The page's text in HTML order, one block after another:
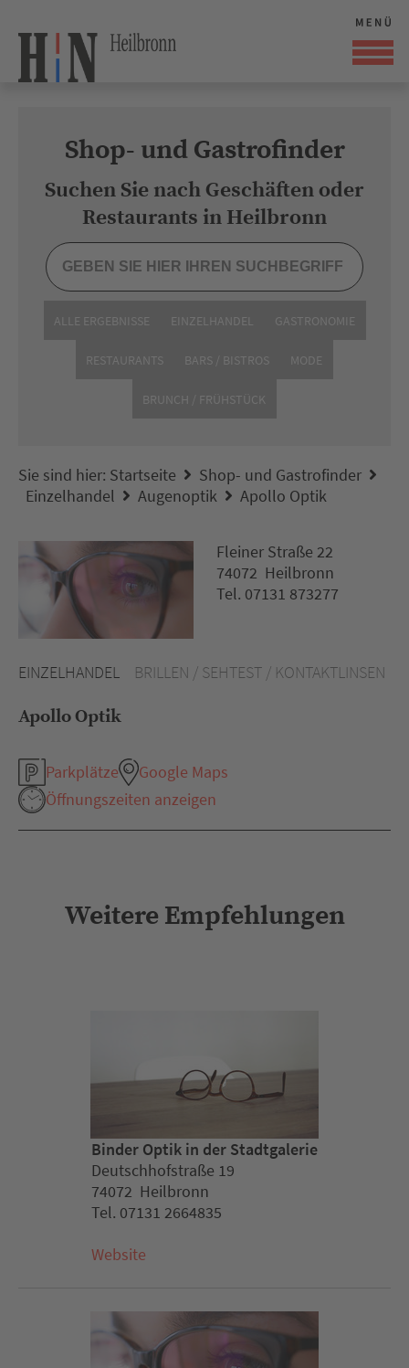
Shop- und Gastrofinder
Suchen Sie nach Geschäften oder
Restaurants in Heilbronn
ALLE ERGEBNISSE EINZELHANDEL GASTRONOMIE
RESTAURANTS BARS / BISTROS MODE
BRUNCH / FRÜHSTÜCK
Sie sind hier: Startseite
Shop- und Gastrofinder
Einzelhandel
Augenoptik Apollo Optik
EINZELHANDEL BRILLEN / SEHTEST / KONTAKTLINSEN
Apollo Optik
Parkplätze
Google Maps
Öffnungszeiten anzeigen
Fleiner Straße 22
74072 Heilbronn
Tel. 07131 873277
Weitere Empfehlungen
Binder Optik in der Stadtgalerie
Deutschhofstraße 19
74072 Heilbronn
Tel. 07131 2664835
Website